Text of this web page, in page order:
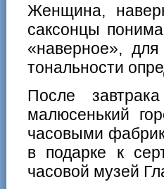
Женщина,
саксонцы
«наверное»,
тональности
После
малюсенький
часовыми
в подарке к
часовой музей